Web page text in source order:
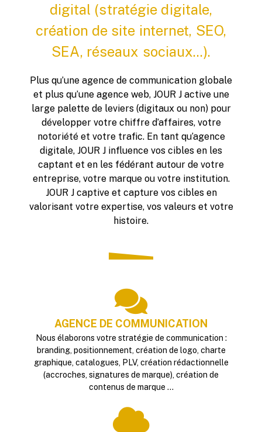
digital (stratégie digitale,
création de site internet, SEO,
SEA, réseaux sociaux...).
Plus qu’une agence de communication globale
et plus qu’une agence web, JOUR J active une
large palette de leviers (digitaux ou non) pour
développer votre chiffre d’affaires, votre
notoriété et votre trafic. En tant qu’agence
digitale, JOUR J influence vos cibles en les
captant et en les fédérant autour de votre
entreprise, votre marque ou votre institution.
JOUR J captive et capture vos cibles en
valorisant votre expertise, vos valeurs et votre
histoire.
AGENCE DE COMMUNICATION
Nous élaborons votre stratégie de communication :
branding, positionnement, création de logo, charte
graphique, catalogues, PLV, création rédactionnelle
(accroches, signatures de marque), création de
contenus de marque ...